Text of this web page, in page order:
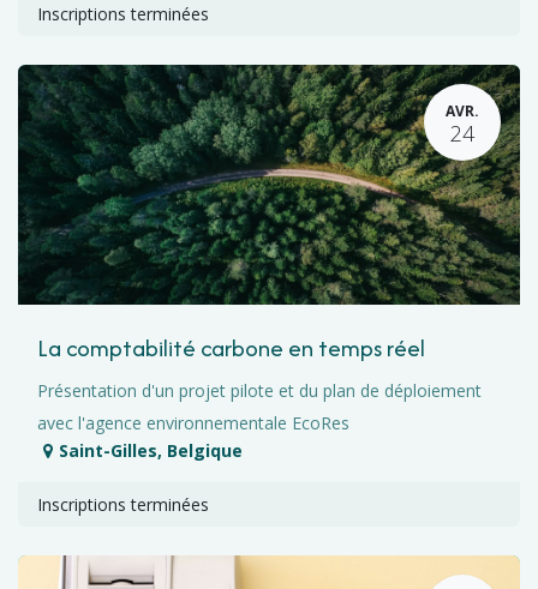
Inscriptions terminées
AVR.
24
La comptabilité carbone en temps réel
Présentation d'un projet pilote et du plan de déploiement
avec l'agence environnementale EcoRes
Saint-Gilles, Belgique
Inscriptions terminées